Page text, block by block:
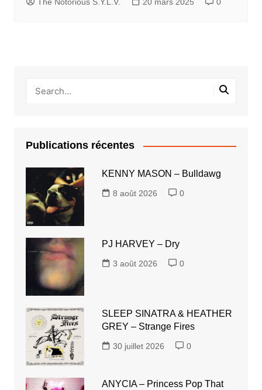
Publications récentes
KENNY MASON – Bulldawg
8 août 2026 0
PJ HARVEY – Dry
3 août 2026 0
SLEEP SINATRA & HEATHER
GREY – Strange Fires
30 juillet 2026 0
ANYCIA – Princess Pop That